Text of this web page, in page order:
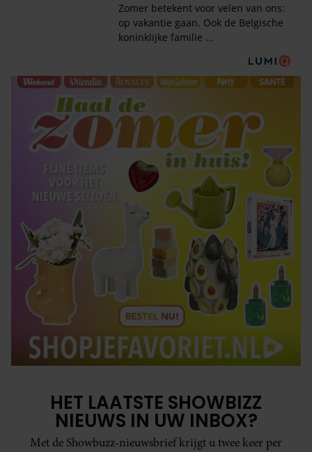
HET LAATSTE SHOWBIZZ
NIEUWS IN UW INBOX?
Met de Showbuzz-nieuwsbrief krijgt u twee keer per